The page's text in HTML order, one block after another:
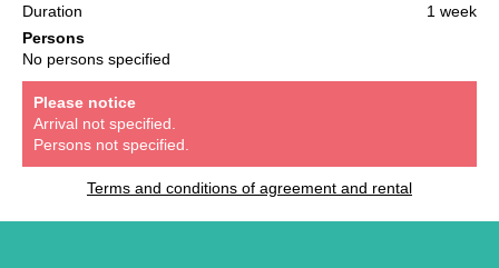
Duration
1 week
Persons
No persons specified
Please notice
Arrival not specified.
Persons not specified.
Terms and conditions of agreement and rental